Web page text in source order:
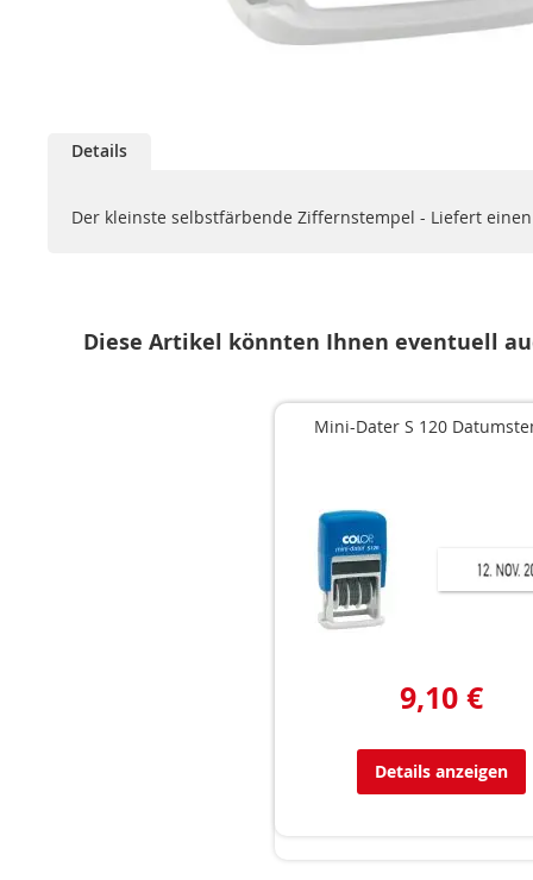
der
springen
Details
Der kleinste selbstfärbende Ziffernstempel - Liefert
Diese Artikel könnten Ihnen eventuell
Mini-Dater S 120
9,10 €
Details anzeigen